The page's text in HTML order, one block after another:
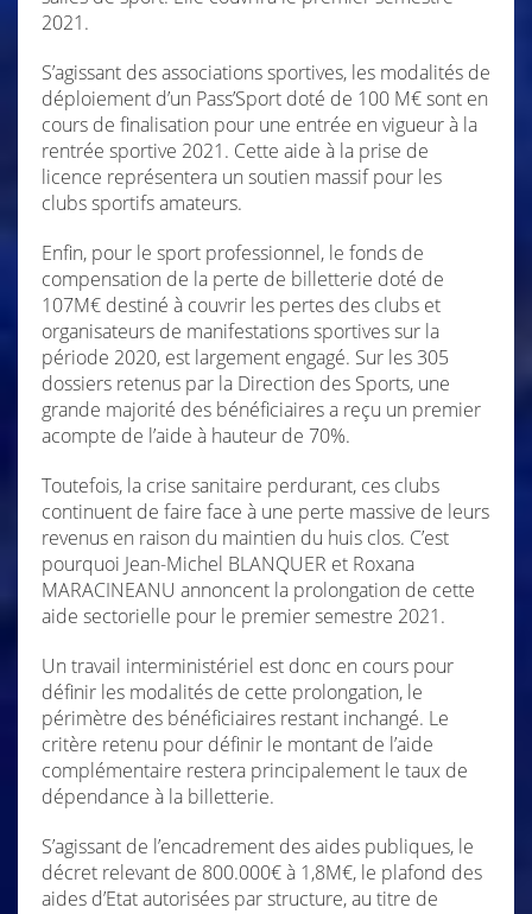
2021.
S’agissant des associations sportives, les modalités de
déploiement d’un Pass’Sport doté de 100 M€ sont en
cours de finalisation pour une entrée en vigueur à la
rentrée sportive 2021. Cette aide à la prise de
licence représentera un soutien massif pour les
clubs sportifs amateurs.
Enfin, pour le sport professionnel, le fonds de
compensation de la perte de billetterie doté de
107M€ destiné à couvrir les pertes des clubs et
organisateurs de manifestations sportives sur la
période 2020, est largement engagé. Sur les 305
dossiers retenus par la Direction des Sports, une
grande majorité des bénéficiaires a reçu un premier
acompte de l’aide à hauteur de 70%.
Toutefois, la crise sanitaire perdurant, ces clubs
continuent de faire face à une perte massive de leurs
revenus en raison du maintien du huis clos. C’est
pourquoi Jean-Michel BLANQUER et Roxana
MARACINEANU annoncent la prolongation de cette
aide sectorielle pour le premier semestre 2021.
Un travail interministériel est donc en cours pour
définir les modalités de cette prolongation, le
périmètre des bénéficiaires restant inchangé. Le
critère retenu pour définir le montant de l’aide
complémentaire restera principalement le taux de
dépendance à la billetterie.
S’agissant de l’encadrement des aides publiques, le
décret relevant de 800.000€ à 1,8M€, le plafond des
aides d’Etat autorisées par structure, au titre de